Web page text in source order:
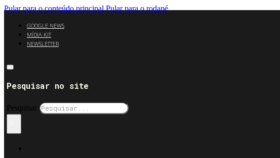
Pular para o conteúdo principal Pular para o rodapé
GOOGLE NEWS
MÍDIA KIT
NEWSLETTER
Pesquisar no site
Pesquisar